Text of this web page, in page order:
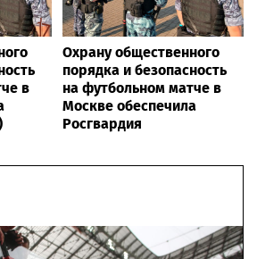
в
Охрану общественного
порядка и безопасность
на футбольном матче в
Москве обеспечила
Росгвардия